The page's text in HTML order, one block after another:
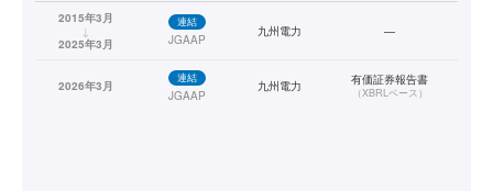
2015年3月
↓
2025年3月
連結
JGAAP
九州電力 —
2026年3月
連結
JGAAP
九州電力 有価証券報告書
（XBRLベース）